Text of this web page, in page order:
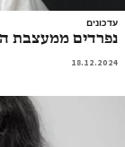
עדכונים
נפרדים ממעצבת
18.12.2024